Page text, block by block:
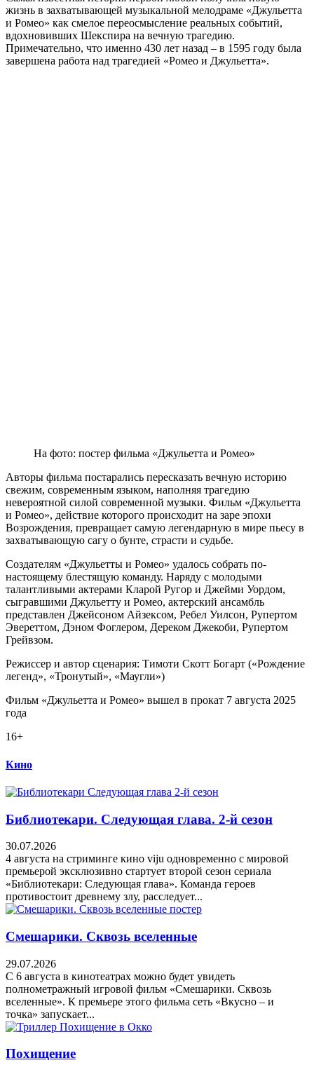
жизнь в захватывающей музыкальной мелодраме «Джульетта
и Ромео» как смелое переосмысление реальных событий,
вдохновивших Шекспира на вечную трагедию.
Примечательно, что именно 430 лет назад – в 1595 году была
завершена работа над трагедией «Ромео и Джульетта».
На фото: постер фильма «Джульетта и Ромео»
Авторы фильма постарались пересказать вечную историю
свежим, современным языком, наполняя трагедию
невероятной силой современной музыки. Фильм «Джульетта
и Ромео», действие которого происходит на заре эпохи
Возрождения, превращает самую легендарную в мире пьесу в
захватывающую сагу о бунте, страсти и судьбе.
Создателям «Джульетты и Ромео» удалось собрать по-
настоящему блестящую команду. Наряду с молодыми
талантливыми актерами Кларой Ругор и Джейми Уордом,
сыгравшими Джульетту и Ромео, актерский ансамбль
представлен Джейсоном Айзексом, Ребел Уилсон, Рупертом
Эвереттом, Дэном Фоглером, Дереком Джекоби, Рупертом
Грейвзом.
Режиссер и автор сценария: Тимоти Скотт Богарт («Рождение
легенд», «Тронутый», «Маугли»)
Фильм «Джульетта и Ромео» вышел в прокат 7 августа 2025
года
16+
Кино
Библиотекари. Следующая глава. 2-й сезон
30.07.2026
4 августа на стриминге кино viju одновременно с мировой
премьерой эксклюзивно стартует второй сезон сериала
«Библиотекари: Следующая глава». Команда героев
противостоит древнему злу, расследует...
Смешарики. Сквозь вселенные
29.07.2026
С 6 августа в кинотеатрах можно будет увидеть
полнометражный игровой фильм «Смешарики. Сквозь
вселенные». К премьере этого фильма сеть «Вкусно – и
точка» запускает...
Похищение